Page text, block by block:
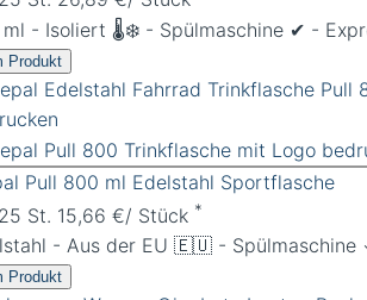
ml - Isoliert 🌡️❄️ - Spülmaschine ✔︎ -
Produkt
Pull 800 ml Edelstahl Sportflasche
St. 15,66 €/ Stück *
- Aus der EU 🇪🇺 - Spülmaschine
Produkt